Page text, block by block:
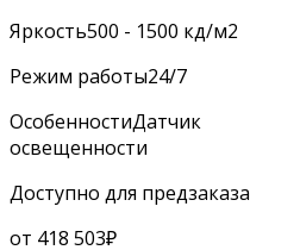
Яркость500 - 1500 кд/м2
Режим работы24/7
ОсобенностиДатчик
освещенности
Доступно для предзаказа
от 418 503₽